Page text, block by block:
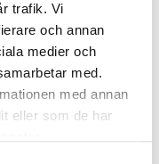
trafik. Vi
och annan
medier och
med.
med annan
eller som de har
ifrån när
om vilket
ägaren
beviljade
eller
för
skicka in till oss så